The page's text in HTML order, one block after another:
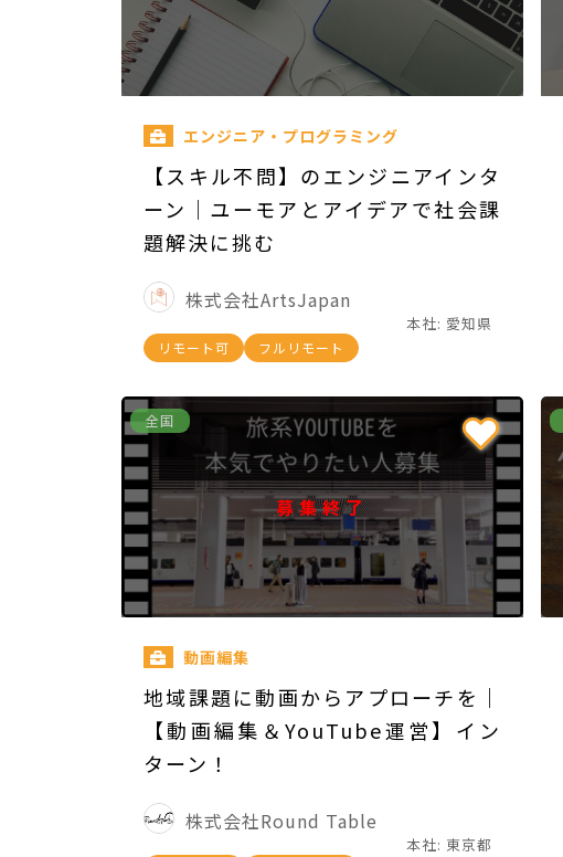
エンジニア・プログラミング
【スキル不問】のエンジニアインタ
ーン｜ユーモアとアイデアで社会課
題解決に挑む
株式会社ArtsJapan
本社: 愛知県
リモート可 フルリモート
全国
募集終了
動画編集
地域課題に動画からアプローチを｜
【動画編集＆YouTube運営】イン
ターン！
株式会社Round Table
本社: 東京都